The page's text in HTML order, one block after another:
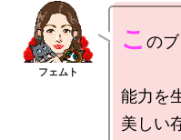
こ のブ
能力を
美しい